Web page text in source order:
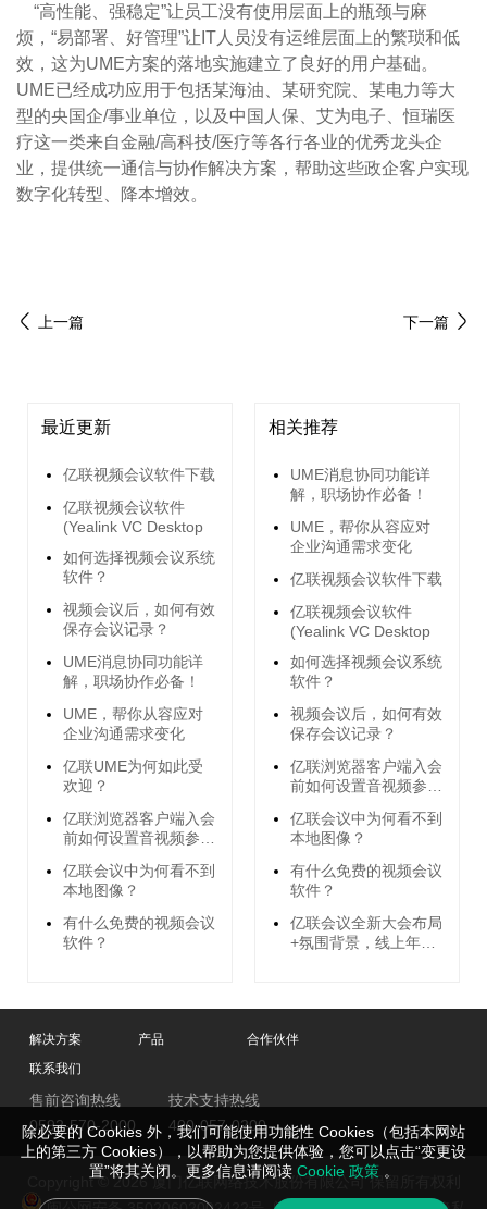
“高性能、强稳定”让员工没有使用层面上的瓶颈与麻
烦，“易部署、好管理”让IT人员没有运维层面上的繁琐和低
效，这为UME方案的落地实施建立了良好的用户基础。
UME已经成功应用于包括某海油、某研究院、某电力等大
型的央国企/事业单位，以及中国人保、艾为电子、恒瑞医
疗这一类来自金融/高科技/医疗等各行各业的优秀龙头企
业，提供统一通信与协作解决方案，帮助这些政企客户实现
数字化转型、降本增效。
上一篇 下一篇
最近更新
亿联视频会议软件下载
亿联视频会议软件
(Yealink VC Desktop
如何选择视频会议系统
软件？
视频会议后，如何有效
保存会议记录？
UME消息协同功能详
解，职场协作必备！
​UME，帮你从容应对
企业沟通需求变化
亿联UME为何如此受
欢迎？
亿联浏览器客户端入会
前如何设置音视频参
亿联会议中为何看不到
本地图像？
有什么免费的视频会议
软件？
相关推荐
UME消息协同功能详
解，职场协作必备！
​UME，帮你从容应对
企业沟通需求变化
亿联视频会议软件下载
亿联视频会议软件
(Yealink VC Desktop
如何选择视频会议系统
软件？
视频会议后，如何有效
保存会议记录？
亿联浏览器客户端入会
前如何设置音视频参
亿联会议中为何看不到
本地图像？
有什么免费的视频会议
软件？
亿联会议全新大会布局
+氛围背景，线上年会
解决方案 产品
合作伙伴
联系我们
售前咨询热线
0592-570-2000
技术支持热线
400-057-0200
Copyright © 2026 厦门亿联网络技术股份有限公司 保留所有权利
除必要的 Cookies 外，我们可能使用功能性 Cookies（包括本网站
上的第三方 Cookies），以帮助为您提供体验，您可以点击“变更设
置”将其关闭。更多信息请阅读 Cookie 政策 。